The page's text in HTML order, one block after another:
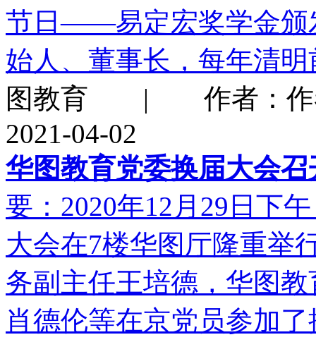
节日——易定宏奖学金颁
始人、董事长，每年清
图教育 | 作者：
2021-04-02
华图教育党委换届大会
要：2020年12月29日下
大会在7楼华图厅隆重举
务副主任王培德，华图
肖德伦等在京党员参加